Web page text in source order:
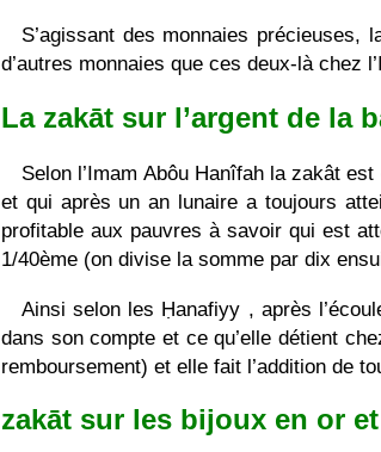
S’agissant des monnaies précieuses,
d’autres monnaies que ces deux-là chez
La zakāt sur l’argent de la
Selon l’Imam Abôu Hanîfah la zakât
et qui après un an lunaire a toujours
profitable aux pauvres à savoir qui est
1/40ème (on divise la somme par dix
Ainsi selon les Ḥanafiyy , après
dans son compte et ce qu’elle détient
remboursement) et elle fait l’addition de
zakāt sur les bijoux en or